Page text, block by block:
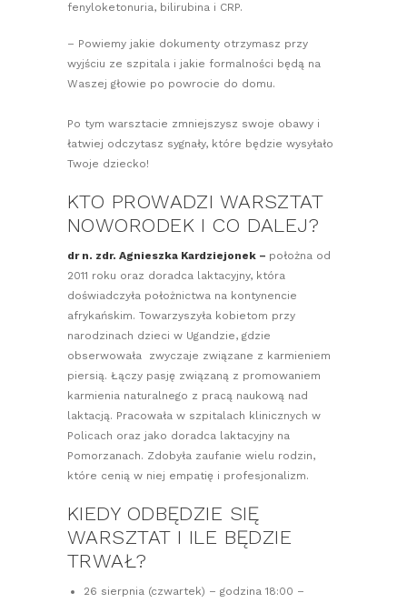
fenyloketonuria, bilirubina i CRP.
– Powiemy jakie dokumenty otrzymasz przy
wyjściu ze szpitala i jakie formalności będą na
Waszej głowie po powrocie do domu.
Po tym warsztacie zmniejszysz swoje obawy i
łatwiej odczytasz sygnały, które będzie wysyłało
Twoje dziecko!
KTO PROWADZI WARSZTAT
NOWORODEK I CO DALEJ?
dr n. zdr. Agnieszka Kardziejonek – położna od
2011 roku oraz doradca laktacyjny, która
doświadczyła położnictwa na kontynencie
afrykańskim. Towarzyszyła kobietom przy
narodzinach dzieci w Ugandzie, gdzie
obserwowała zwyczaje związane z karmieniem
piersią. Łączy pasję związaną z promowaniem
karmienia naturalnego z pracą naukową nad
laktacją. Pracowała w szpitalach klinicznych w
Policach oraz jako doradca laktacyjny na
Pomorzanach. Zdobyła zaufanie wielu rodzin,
które cenią w niej empatię i profesjonalizm.
KIEDY ODBĘDZIE SIĘ
WARSZTAT I ILE BĘDZIE
TRWAŁ?
26 sierpnia (czwartek) – godzina 18:00 –